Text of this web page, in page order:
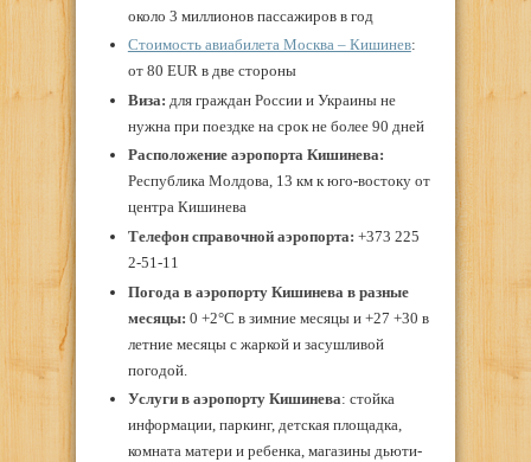
около 3 миллионов пассажиров в год
Стоимость авиабилета Москва – Кишинев:
от 80 EUR в две стороны
Виза: для граждан России и Украины не
нужна при поездке на срок не более 90 дней
Расположение аэропорта Кишинева:
Республика Молдова, 13 км к юго-востоку от
центра Кишинева
Телефон справочной аэропорта: +373 225
2-51-11
Погода в аэропорту Кишинева в разные
месяцы: 0 +2°С в зимние месяцы и +27 +30 в
летние месяцы с жаркой и засушливой
погодой.
Услуги в аэропорту Кишинева: стойка
информации, паркинг, детская площадка,
комната матери и ребенка, магазины дьюти-